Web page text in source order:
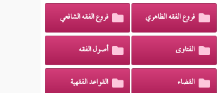
فروع الفقه الظاهري فروع الفقه الشافعي
الفتاوى أصول الفقه
القضاء القواعد الفقهية